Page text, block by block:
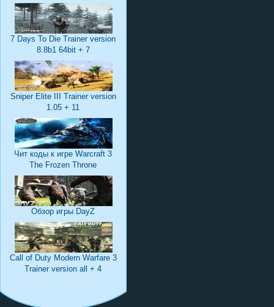
7 Days To Die Trainer version
8.8b1 64bit + 7
Sniper Elite III Trainer version
1.05 + 11
Чит коды к игре Warcraft 3
The Frozen Throne
Обзор игры DayZ
Call of Duty Modern Warfare 3
Trainer version all + 4